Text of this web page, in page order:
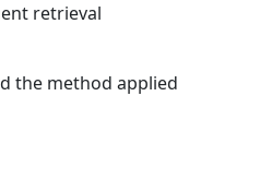
retrieval
the method applied